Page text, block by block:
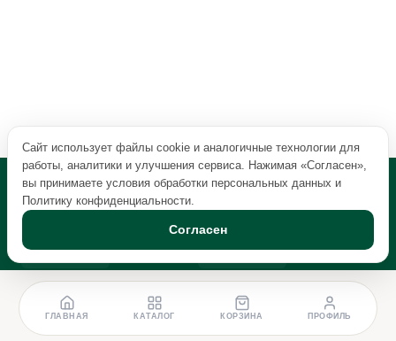
ГЛАВНАЯ КАТАЛОГ КОРЗИНА ПРОФИЛЬ
Сайт использует файлы cookie и аналогичные технологии для
работы, аналитики и улучшения сервиса. Нажимая «Согласен»,
вы принимаете условия обработки персональных данных и
Политику конфиденциальности.
Согласен